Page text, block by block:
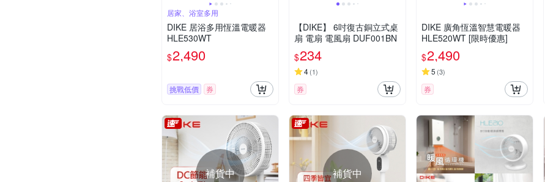
居家、浴室多用
DIKE 居浴多用恆溫電暖器
HLE530WT
$2,490
挑戰低價 券
【DIKE】 6吋復古銅立式桌
扇 電扇 電風扇 DUF001BN
$234
4(1)
券
DIKE 廣角恆溫智慧電暖器
HLE520WT [限時優惠]
$2,490
5 (3)
券
補貨中 補貨中